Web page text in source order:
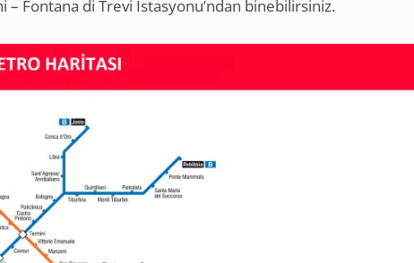
Fontana di Trevi İstasyonu’ndan binebilirsiniz.